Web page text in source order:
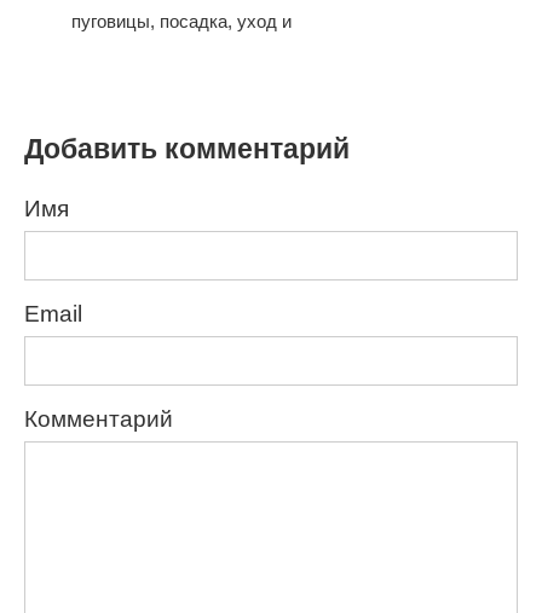
пуговицы, посадка, уход и
Добавить комментарий
Имя
Email
Комментарий